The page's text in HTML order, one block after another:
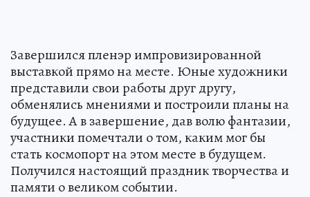
Завершился пленэр импровизированной
выставкой прямо на месте. Юные художники
представили свои работы друг другу,
обменялись мнениями и построили планы на
будущее. А в завершение, дав волю фантазии,
участники помечтали о том, каким мог бы
стать космопорт на этом месте в будущем.
Получился настоящий праздник творчества и
памяти о великом событии.